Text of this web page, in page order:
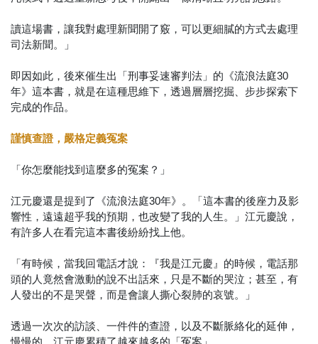
讀這場書，讓我對處理新聞開了竅，可以更細膩的方式去處理
司法新聞。」
即因如此，後來催生出「刑事妥速審判法」的《流浪法庭30
年》這本書，就是在這種思維下，透過層層挖掘、步步探索下
完成的作品。
謹慎查證，嚴格定義冤案
「你怎麼能找到這麼多的冤案？」
江元慶還是提到了《流浪法庭30年》。「這本書的後座力及影
響性，遠遠超乎我的預期，也改變了我的人生。」江元慶說，
有許多人在看完這本書後紛紛找上他。
「有時候，當我回電話才說：『我是江元慶』的時候，電話那
頭的人竟然會激動的說不出話來，只是不斷的哭泣；甚至，有
人發出的不是哭聲，而是會讓人撕心裂肺的哀號。」
透過一次次的訪談、一件件的查證，以及不斷脈絡化的延伸，
慢慢的，江元慶累積了越來越多的「冤案」。